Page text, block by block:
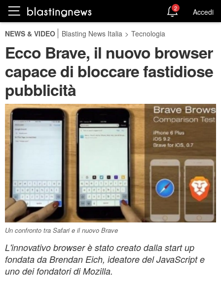
2 Accedi
NEWS & VIDEO Blasting News Italia > Tecnologia
Ecco Brave, il nuovo browser
capace di bloccare fastidiose
pubblicità
Un confronto tra Safari e il nuovo Brave
L'innovativo browser è stato creato dalla start up
fondata da Brendan Eich, ideatore del JavaScript e
uno dei fondatori di Mozilla.